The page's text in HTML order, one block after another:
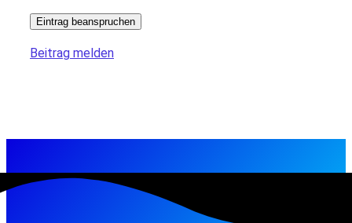
Eintrag beanspruchen
Beitrag melden